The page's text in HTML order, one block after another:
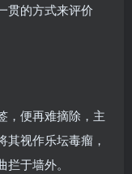
贯的方式来评价
，便再难摘除，主
视作乐坛毒瘤，
于墙外。